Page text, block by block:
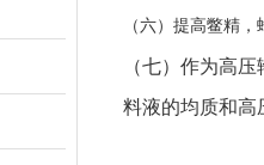
（六）提高鳖精
（七）作为高
料液的均质和高